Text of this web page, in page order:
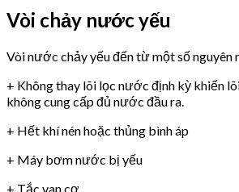
Vòi chảy nước yếu
Vòi nước chảy yếu đến từ một số nguyên
+ Không thay lõi lọc nước định kỳ khiến
không cung cấp đủ nước đầu ra.
+ Hết khí nén hoặc thủng bình áp
+ Máy bơm nước bị yếu
+ Tắc van cơ